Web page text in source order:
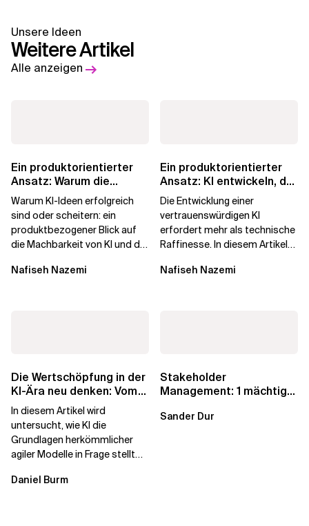
Unsere Ideen
Weitere Artikel
Alle anzeigen
Ein produktorientierter
Ansatz: Warum die
Machbarkeit von KI
darüber...
Warum KI-Ideen erfolgreich
sind oder scheitern: ein
produktbezogener Blick auf
die Machbarkeit von KI und die
verarbeiten, und...
Nafiseh Nazemi
Ein produktorientierter
Ansatz: KI entwickeln, der
die Menschen vertrauen
Die Entwicklung einer
vertrauenswürdigen KI
erfordert mehr als technische
Raffinesse. In diesem Artikel
Begehrlichkeit von KI...
Nafiseh Nazemi
Die Wertschöpfung in der
KI-Ära neu denken: Vom
agilen Altbestand zu...
In diesem Artikel wird
untersucht, wie KI die
Grundlagen herkömmlicher
agiler Modelle in Frage stellt
Betriebsmodell...
Daniel Burm
Stakeholder
Management: 1 mächtige
Sander Dur